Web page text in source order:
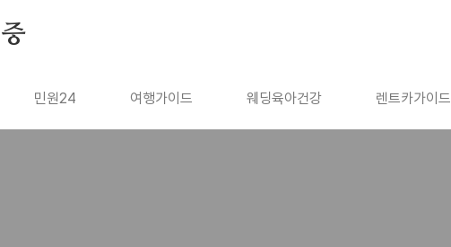
민원24 여행가이드 웨딩육아건강 렌트카가이드